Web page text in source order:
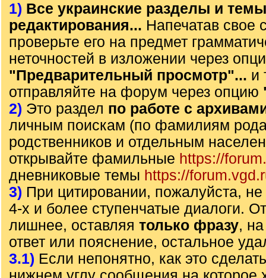
1) Все украинские разделы и
редактирования... Напечатав свое
проверьте его на предмет
неточностей в изложении через
"Предварительный просмотр"... и
отправляйте на форум через опцию
2) Это раздел по работе с
личным поискам (по фамилиям
родственников и отдельным
открывайте фамильные https://
дневниковые темы https://
3) При цитировании, пожалуйста, не
4-х и более ступенчатые диалоги.
лишнее, оставляя только фразу,
ответ или пояснение, остальное
3.1) Если непонятно, как это